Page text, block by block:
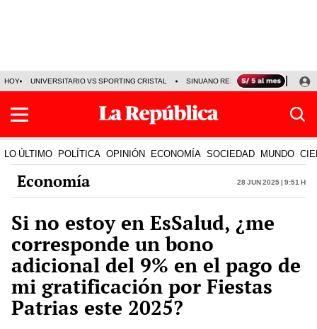
HOY UNIVERSITARIO VS SPORTING CRISTAL SINUANO RESULTADOS HOY
LO ÚLTIMO POLÍTICA OPINIÓN ECONOMÍA SOCIEDAD MUNDO
Economía 28 Jun 2025 | 9:51 h
Si no estoy en EsSalud, ¿me
corresponde un bono
adicional del 9% en el pago de
mi gratificación por Fiestas
Patrias este 2025?